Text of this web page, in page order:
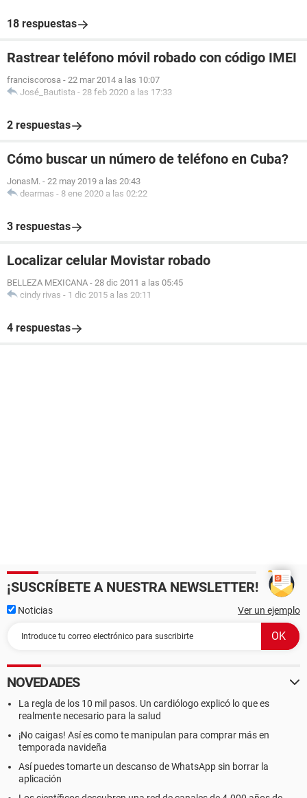
18 respuestas
Rastrear teléfono móvil robado con código IMEI
franciscorosa - 22 mar 2014 a las 10:07
José_Bautista - 28 feb 2020 a las 17:33
2 respuestas
Cómo buscar un número de teléfono en Cuba?
JonasM. - 22 may 2019 a las 20:43
dearmas - 8 ene 2020 a las 02:22
3 respuestas
Localizar celular Movistar robado
BELLEZA MEXICANA - 28 dic 2011 a las 05:45
cindy rivas - 1 dic 2015 a las 20:11
4 respuestas
¡SUSCRÍBETE A NUESTRA NEWSLETTER!
Noticias Ver un ejemplo
NOVEDADES
La regla de los 10 mil pasos. Un cardiólogo explicó lo que es
realmente necesario para la salud
¡No caigas! Así es como te manipulan para comprar más en
temporada navideña
Así puedes tomarte un descanso de WhatsApp sin borrar la
aplicación